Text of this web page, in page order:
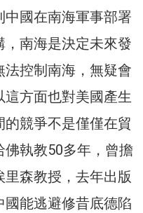
國在南海軍事部署
南海是決定未來發
法控制南海，無疑會
方面也對美國產生
競爭不是僅僅在貿
執教50多年，曾擔
森教授，去年出版
能逃避修昔底德陷